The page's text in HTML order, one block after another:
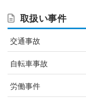
取扱い事件
交通事故
自転車事故
労働事件